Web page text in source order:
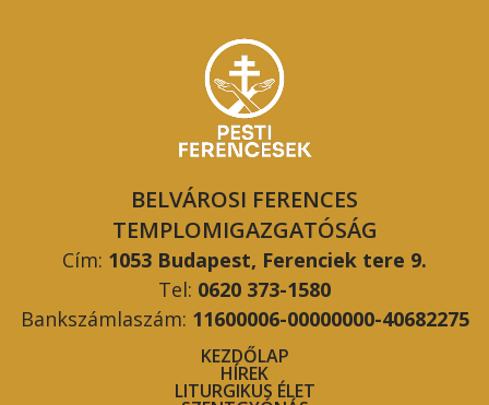
BELVÁROSI FERENCES
TEMPLOMIGAZGATÓSÁG
Cím: 1053 Budapest, Ferenciek tere 9.
Tel: 0620 373-1580
Bankszámlaszám: 11600006-00000000-40682275
KEZDŐLAP
HÍREK
LITURGIKUS ÉLET